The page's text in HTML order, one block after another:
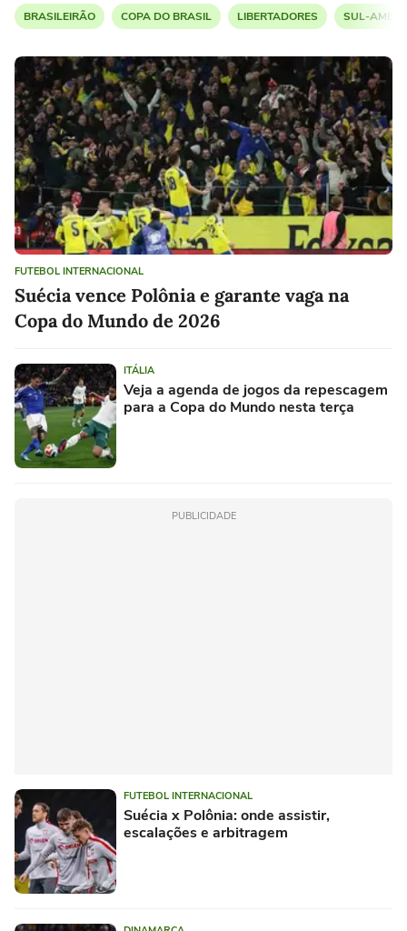
BRASILEIRÃO COPA DO BRASIL LIBERTADORES SUL-
FUTEBOL INTERNACIONAL
Suécia vence Polônia e garante vaga na
Copa do Mundo de 2026
ITÁLIA
Veja a agenda de jogos da repescagem
para a Copa do Mundo nesta terça
PUBLICIDADE
FUTEBOL INTERNACIONAL
Suécia x Polônia: onde assistir,
escalações e arbitragem